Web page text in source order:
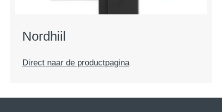
Nordhiil
Direct naar de productpagina